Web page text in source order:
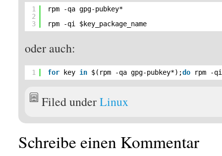
1
2
3
rpm -qa gpg-pubkey*
rpm -qi $key_package_name
oder auch:
1 for key in $(rpm -qa gpg-pubkey*);do rpm -
Filed underLinux
Schreibe einen Kommentar